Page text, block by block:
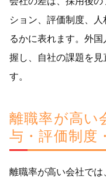
ション、評価制度、
るかに表れます。外
握し、自社の課題を
す。
離職率が高い
与・評価制度
離職率が高い会社で